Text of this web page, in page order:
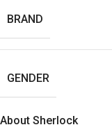
BRAND
GENDER
About Sherlock